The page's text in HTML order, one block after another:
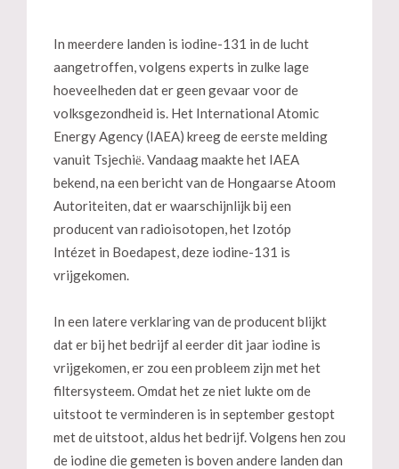
In meerdere landen is iodine-131 in de lucht
aangetroffen, volgens experts in zulke lage
hoeveelheden dat er geen gevaar voor de
volksgezondheid is. Het International Atomic
Energy Agency (IAEA) kreeg de eerste melding
vanuit Tsjechiё. Vandaag maakte het IAEA
bekend, na een bericht van de Hongaarse Atoom
Autoriteiten, dat er waarschijnlijk bij een
producent van radioisotopen, het Izotóp
Intézet in Boedapest, deze iodine-131 is
vrijgekomen.
In een latere verklaring van de producent blijkt
dat er bij het bedrijf al eerder dit jaar iodine is
vrijgekomen, er zou een probleem zijn met het
filtersysteem. Omdat het ze niet lukte om de
uitstoot te verminderen is in september gestopt
met de uitstoot, aldus het bedrijf. Volgens hen zou
de iodine die gemeten is boven andere landen dan